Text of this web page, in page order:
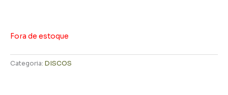
Fora de estoque
Categoria: DISCOS